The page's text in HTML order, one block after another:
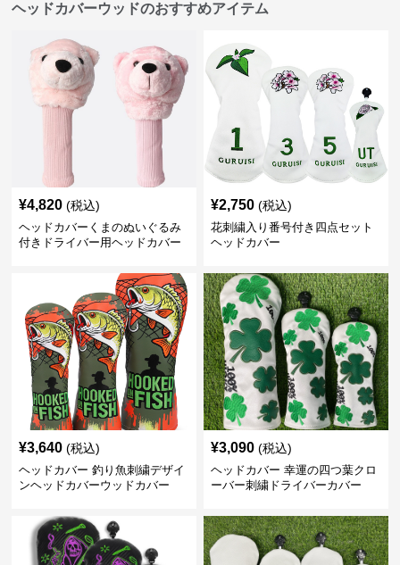
ヘッドカバーウッドのおすすめアイテム
¥4,820 (税込)
ヘッドカバーくまのぬいぐるみ
付きドライバー用ヘッドカバー
¥2,750 (税込)
花刺繍入り番号付き四点セット
ヘッドカバー
¥3,640 (税込)
ヘッドカバー 釣り魚刺繍デザイ
ンヘッドカバーウッドカバー
¥3,090 (税込)
ヘッドカバー 幸運の四つ葉クロ
ーバー刺繍ドライバーカバー